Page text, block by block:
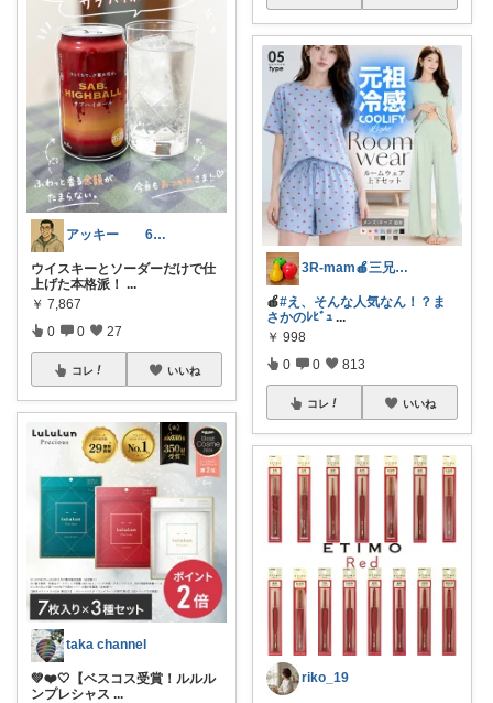
アッキー 6才娘👧子育て中💪
ウイスキーとソーダーだけで仕
上げた本格派！ ...
￥ 7,867
0 0 27
コレ いいね
taka channel
💚❤️🤍【ベスコス受賞！ルルル
ンプレシャス ...
3R-mam🍎三兄弟母
🍎#え、そんな人気なん！？ま
さかのﾚﾋﾞｭ ...
￥ 998
0 0 813
コレ いいね
riko_19